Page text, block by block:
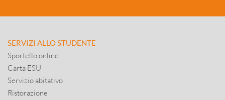
SERVIZI ALLO STUDENTE
Sportello online
Carta ESU
Servizio abitativo
Ristorazione